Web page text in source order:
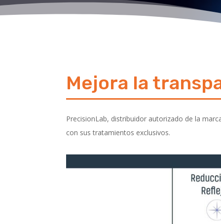
Mejora la
PrecisionLab, distribuidor autorizado de la
con sus tratamientos exclusivos.